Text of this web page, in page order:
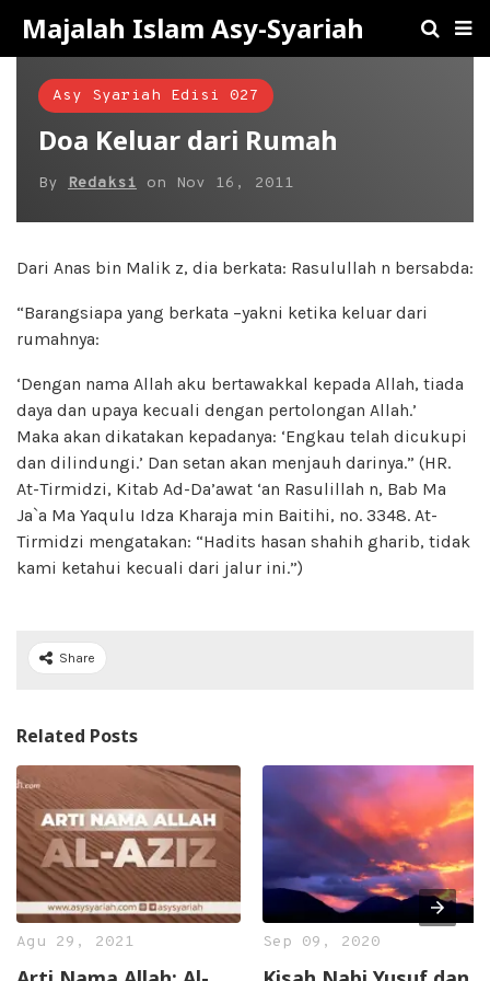
Majalah Islam Asy-Syariah
Asy Syariah Edisi 027
Doa Keluar dari Rumah
By Redaksi on Nov 16, 2011
Dari Anas bin Malik z, dia berkata: Rasulullah n bersabda:
“Barangsiapa yang berkata –yakni ketika keluar dari
rumahnya:
‘Dengan nama Allah aku bertawakkal kepada Allah, tiada
daya dan upaya kecuali dengan pertolongan Allah.’
Maka akan dikatakan kepadanya: ‘Engkau telah dicukupi
dan dilindungi.’ Dan setan akan menjauh darinya.” (HR.
At-Tirmidzi, Kitab Ad-Da’awat ‘an Rasulillah n, Bab Ma
Ja`a Ma Yaqulu Idza Kharaja min Baitihi, no. 3348. At-
Tirmidzi mengatakan: “Hadits hasan shahih gharib, tidak
kami ketahui kecuali dari jalur ini.”)
Share
Related Posts
Agu 29, 2021 Sep 09, 2020